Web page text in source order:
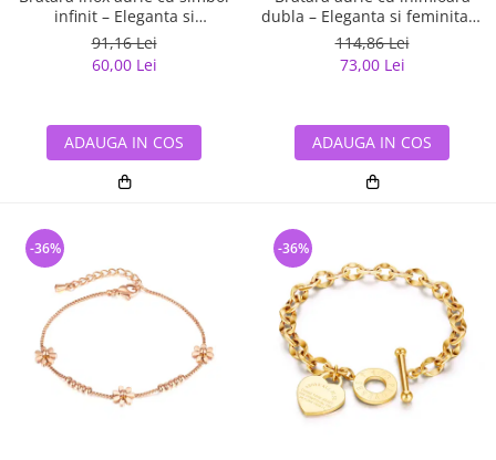
infinit – Eleganta si
semnificatie eterna
91,16 Lei
60,00 Lei
ADAUGA IN COS
dubla – Eleganta si feminitate
rafinata
114,86 Lei
73,00 Lei
ADAUGA IN COS
-36% -36%